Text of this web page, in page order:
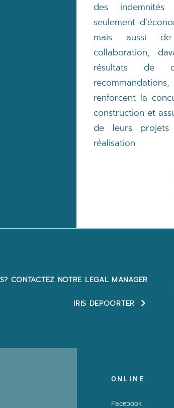
des indemnités
seulement
mais aussi
collaboration,
résultats de
renforcent la
construction et
de leurs
réalisation.
CONTACTEZ NOTRE LEGAL MANAGER
IRIS DEPOORTER
ONLINE
Facebook